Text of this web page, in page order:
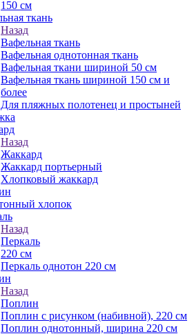
150 см
ткань
Назад
Вафельная ткань
Вафельная однотонная ткань
Вафельная ткани шириной 50 см
Вафельная ткань шириной 150 см и
более
Для пляжных полотенец и простыней
Назад
Жаккард
Жаккард портьерный
Хлопковый жаккард
хлопок
Назад
Перкаль
220 см
Перкаль однотон 220 см
Назад
Поплин
Поплин с рисунком (набивной), 220 см
Поплин однотонный, ширина 220 см